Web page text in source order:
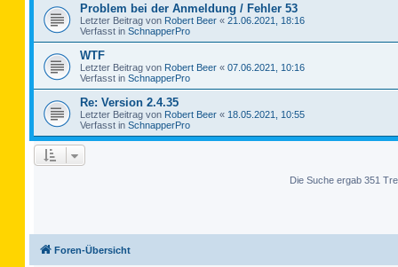
Problem bei der Anmeldung / Fehler 53
Letzter Beitrag von Robert Beer « 21.06.2021, 18:16
Verfasst in SchnapperPro
WTF
Letzter Beitrag von Robert Beer « 07.06.2021, 10:16
Verfasst in SchnapperPro
Re: Version 2.4.35
Letzter Beitrag von Robert Beer « 18.05.2021, 10:55
Verfasst in SchnapperPro
Die Suche ergab 351
Foren-Übersicht